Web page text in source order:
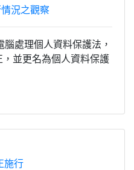
況之觀察
處理個人資料保護法，
並更名為個人資料保護
施行